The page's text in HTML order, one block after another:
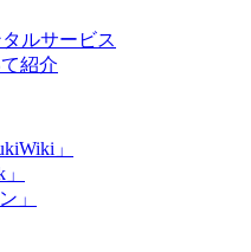
ルサービス
紹介
」
」